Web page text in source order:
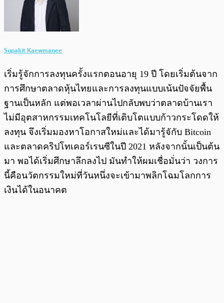
Supakit Kaewmanee
เริ่มรู้จักการลงทุนครั้งแรกตอนอายุ 19 ปี โดยเริ่มต้นจาก
การศึกษาตลาดหุ้นไทยและการลงทุนแบบเน้นปัจจัยพื้น
ฐานเป็นหลัก แต่พอเวลาผ่านไปกลับพบว่าตลาดบ้านเรา
ไม่มีอุตสาหกรรมเทคโนโลยีที่เติบโตแบบก้าวกระโดดให้
ลงทุน จึงเริ่มมองหาโอกาสใหม่และได้มารู้จักับ Bitcoin
และตลาดคริปโทเคอร์เรนซีในปี 2021 หลังจากนั้นเป็นต้น
มา พอได้เริ่มศึกษาลึกลงไป มันทำให้ผมเชื่อมั่นว่า วงการ
นี้คือนวัตกรรมใหม่ที่วันหนึ่งจะเข้ามาพลิกโฉมโลกการ
เงินได้ในอนาคต